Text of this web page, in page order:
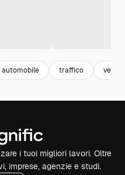
automobile traffico veicoli
i tuoi migliori lavori. Oltre
imprese, agenzie e studi.